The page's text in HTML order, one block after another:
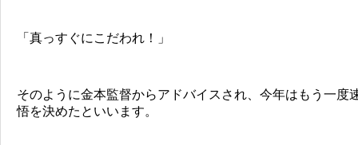
「真っすぐにこだわれ！」
そのように金本監督からアドバイスされ、今年はもう一度
悟を決めたといいます。